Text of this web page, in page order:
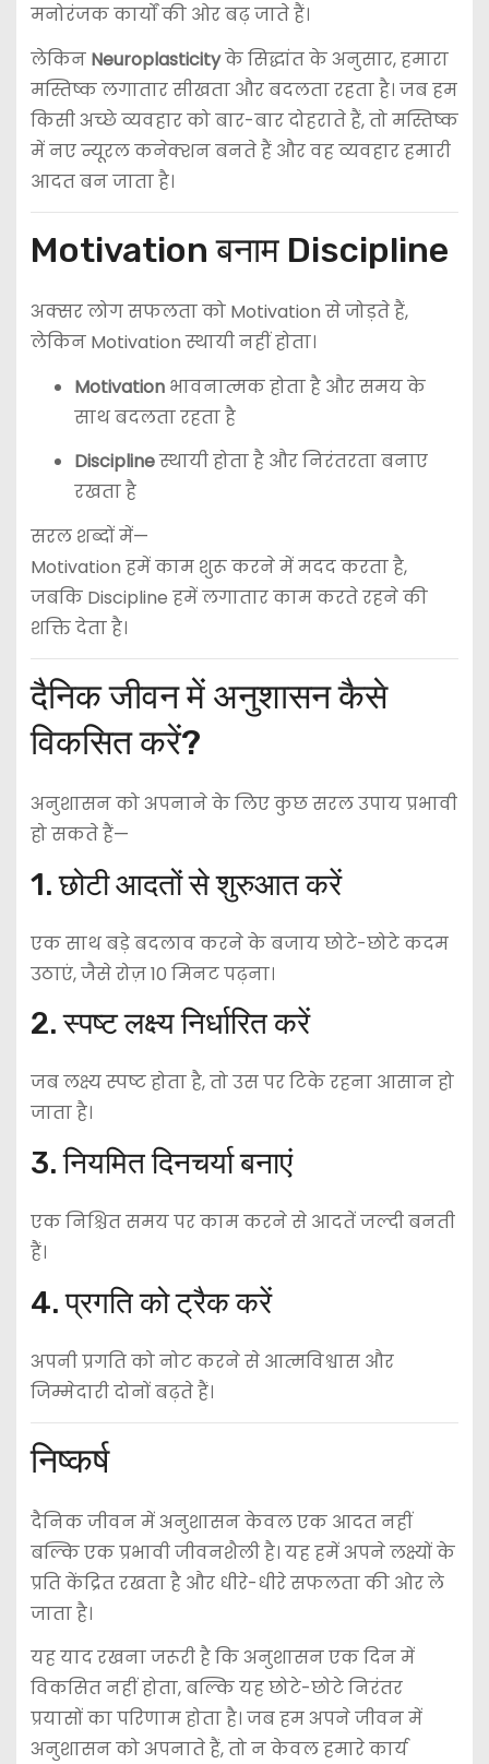
मनोरंजक कार्यों की ओर बढ़ जाते हैं।
लेकिन Neuroplasticityके सिद्धांत के अनुसार, हमारा
मस्तिष्क लगातार सीखता और बदलता रहता है। जब हम
किसी अच्छे व्यवहार को बार-बार दोहराते हैं, तो मस्तिष्क
में नए न्यूरल कनेक्शन बनते हैं और वह व्यवहार हमारी
आदत बन जाता है।
Motivation बनाम Discipline
अक्सर लोग सफलता को Motivation से जोड़ते हैं,
लेकिन Motivation स्थायी नहीं होता।
Motivationभावनात्मक होता है और समय के
साथ बदलता रहता है
Disciplineस्थायी होता है और निरंतरता बनाए
रखता है
सरल शब्दों में—
Motivation हमें काम शुरू करने में मदद करता है,
जबकि Discipline हमें लगातार काम करते रहने की
शक्ति देता है।
दैनिक जीवन में अनुशासन कैसे
विकसित करें?
अनुशासन को अपनाने के लिए कुछ सरल उपाय प्रभावी
हो सकते हैं—
1. छोटी आदतों से शुरुआत करें
एक साथ बड़े बदलाव करने के बजाय छोटे-छोटे कदम
उठाएं, जैसे रोज़ 10 मिनट पढ़ना।
2. स्पष्ट लक्ष्य निर्धारित करें
जब लक्ष्य स्पष्ट होता है, तो उस पर टिके रहना आसान हो
जाता है।
3. नियमित दिनचर्या बनाएं
एक निश्चित समय पर काम करने से आदतें जल्दी बनती
हैं।
4. प्रगति को ट्रैक करें
अपनी प्रगति को नोट करने से आत्मविश्वास और
जिम्मेदारी दोनों बढ़ते हैं।
निष्कर्ष
दैनिक जीवन में अनुशासन केवल एक आदत नहीं
बल्कि एक प्रभावी जीवनशैली है। यह हमें अपने लक्ष्यों के
प्रति केंद्रित रखता है और धीरे-धीरे सफलता की ओर ले
जाता है।
यह याद रखना जरूरी है कि अनुशासन एक दिन में
विकसित नहीं होता, बल्कि यह छोटे-छोटे निरंतर
प्रयासों का परिणाम होता है। जब हम अपने जीवन में
अनुशासन को अपनाते हैं, तो न केवल हमारे कार्य